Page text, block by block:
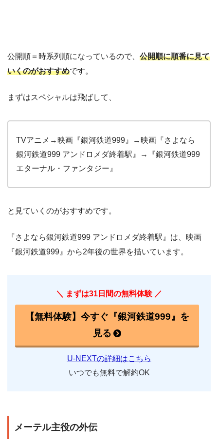
公開順＝時系列順になっているので、 公開順に順番に見て
いくのがおすすめです。
まずはスペシャルは飛ばして、
TVアニメ→映画『銀河鉄道999』→映画『さよなら
銀河鉄道999 アンドロメダ終着駅』→『銀河鉄道999
エターナル・ファンタジー』
と見ていくのがおすすめです。
『さよなら銀河鉄道999 アンドロメダ終着駅』は、映画
『銀河鉄道999』から2年後の世界を描いています。
＼ まずは31日間の無料体験 ／
【無料体験】今すぐ『銀河鉄道999』を
見る
U-NEXTの詳細はこちら
いつでも無料で解約OK
メーテル主役の外伝